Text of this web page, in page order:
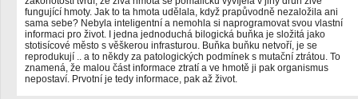
fungující hmoty. Jak to ta hmota udělala, když prapůvodně nezaložila ani
sama sebe? Nebyla inteligentní a nemohla si naprogramovat svou vlastní
informaci pro život. I jedna jednoduchá bilogická buňka je složitá jako
stotisícové město s věškerou infrasturou. Buňka buňku netvoří, je se
reprodukují .. a to někdy za patologických podmínek s mutační ztrátou. To
znamená, že malou část informace ztratí a ve hmotě ji pak organismus
nepostaví. Prvotní je tedy informace, pak až život.